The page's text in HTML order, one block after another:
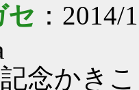
セ ：
念かきこ